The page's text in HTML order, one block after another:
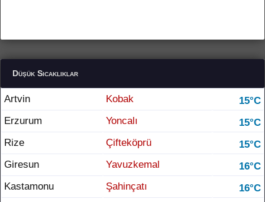
Düşük Sıcaklıklar
Artvin Kobak
15°C
Erzurum
Yoncalı
15°C
Rize
Çifteköprü
15°C
Giresun
Yavuzkemal
16°C
Kastamonu
Şahinçatı
16°C